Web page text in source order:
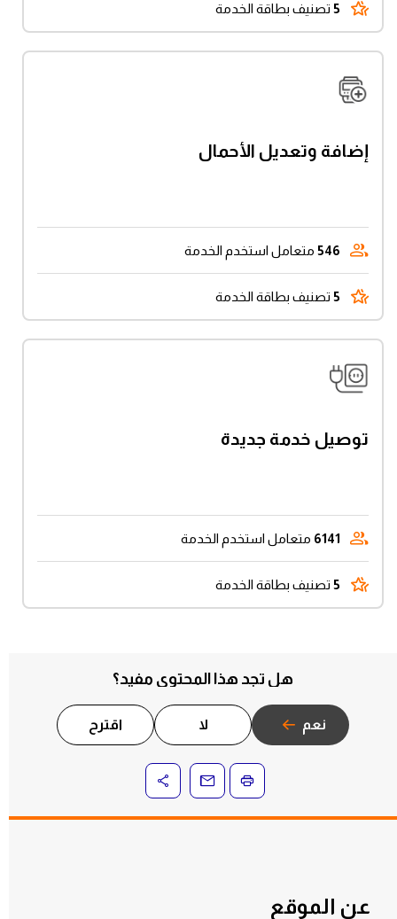
5 تصنيف بطاقة الخدمة
إضافة وتعديل الأحمال
546 متعامل استخدم الخدمة
5 تصنيف بطاقة الخدمة
توصيل خدمة جديدة
6141 متعامل استخدم الخدمة
5 تصنيف بطاقة الخدمة
هل تجد هذا المحتوى مفيد؟
نعم لا اقترح
عن الموقع